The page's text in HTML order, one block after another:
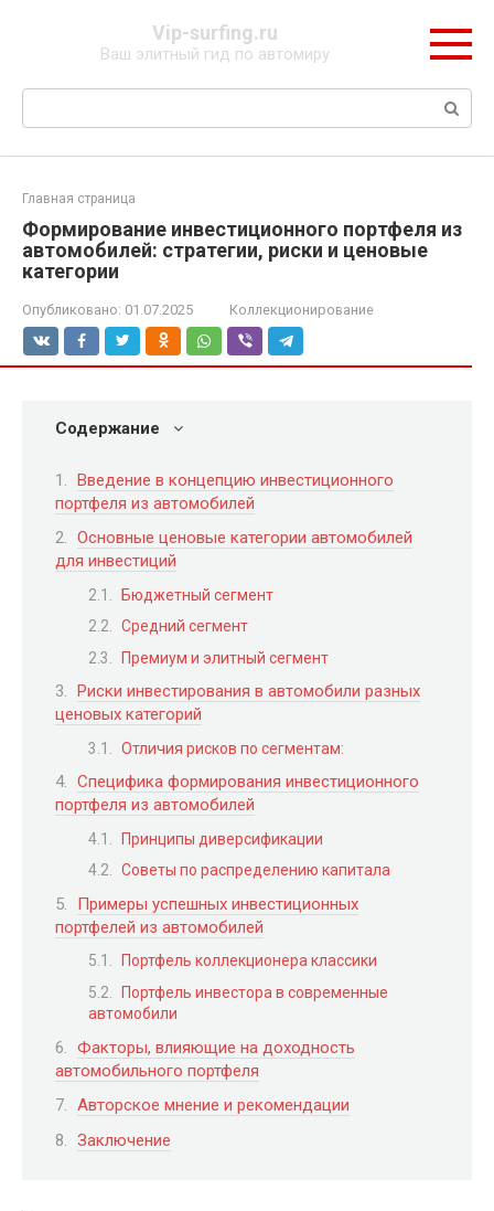
Vip-surfing.ru
Ваш элитный гид по автомиру
Поиск:
Главная страница
Формирование инвестиционного портфеля из
автомобилей: стратегии, риски и ценовые
категории
Опубликовано: 01.07.2025 Коллекционирование
Содержание
Введение в концепцию инвестиционного
портфеля из автомобилей
Основные ценовые категории автомобилей
для инвестиций
Бюджетный сегмент
Средний сегмент
Премиум и элитный сегмент
Риски инвестирования в автомобили разных
ценовых категорий
Отличия рисков по сегментам:
Специфика формирования инвестиционного
портфеля из автомобилей
Принципы диверсификации
Советы по распределению капитала
Примеры успешных инвестиционных
портфелей из автомобилей
Портфель коллекционера классики
Портфель инвестора в современные
автомобили
Факторы, влияющие на доходность
автомобильного портфеля
Авторское мнение и рекомендации
Заключение